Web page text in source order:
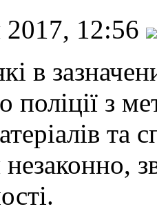
2017, 12:56
в
поліції з
та
незаконно,